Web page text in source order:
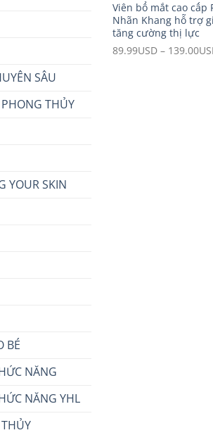
SÂU
THỦY
YOUR SKIN
BÉ
NĂNG
NĂNG YHL
Viên bổ mắt cao cấp
Nhãn Khang hỗ trợ
tăng cường thị lực
89.99USD– 139.00